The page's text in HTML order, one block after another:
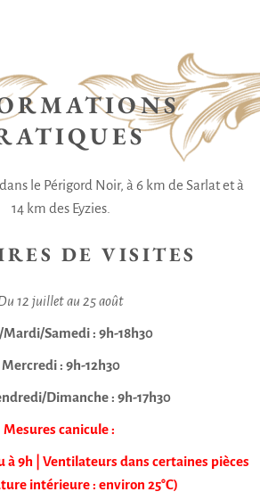
le Périgord Noir, à 6 km de Sarlat et à
14 km des Eyzies.
DE VISITES
12 juillet au 25 août
Samedi : 9h-18h30
Mercredi : 9h-12h30
Dimanche : 9h-17h30
Mesures canicule :
9h | Ventilateurs dans certaines pièces
intérieure : environ 25°C)